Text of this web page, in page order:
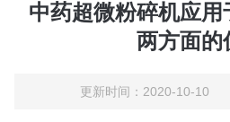
中药超微粉碎机应
两方面的
更新时间：2020-10-10